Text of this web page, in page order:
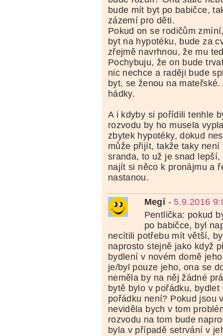
bude mít byt po babičce,
zázemí pro děti.
Pokud on se rodičům
byt na hypotéku, bude za
zřejmě navrhnou, že mu
Pochybuju, že on bude
nic nechce a raději bude
byt, se ženou na
hádky.
A i kdyby si pořídili tenhle
rozvodu by ho musela
zbytek hypotéky, dokud
může přijít, takže taky
sranda, to už je snad
najít si něco k pronájmu a
nastanou.
Megí - 5.9.2016
Pentlička: pokud
po babičce, byl
necítili potřebu mít větší,
naprosto stejně jako když
bydlení v novém domě
je/byl pouze jeho, ona se
neměla by na něj žádné
bytě bylo v pořádku,
pořádku není? Pokud jsou
neviděla bych v tom
rozvodu na tom bude
byla v případě setrvání v